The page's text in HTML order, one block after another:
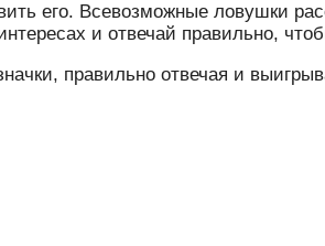
его. Всевозможные ловушки
и отвечай правильно,
правильно отвечая и